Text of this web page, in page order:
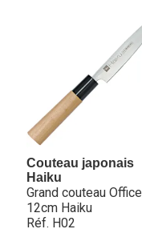
Couteau japonais
Haiku
Grand couteau Office
12cm Haiku
Réf. H02